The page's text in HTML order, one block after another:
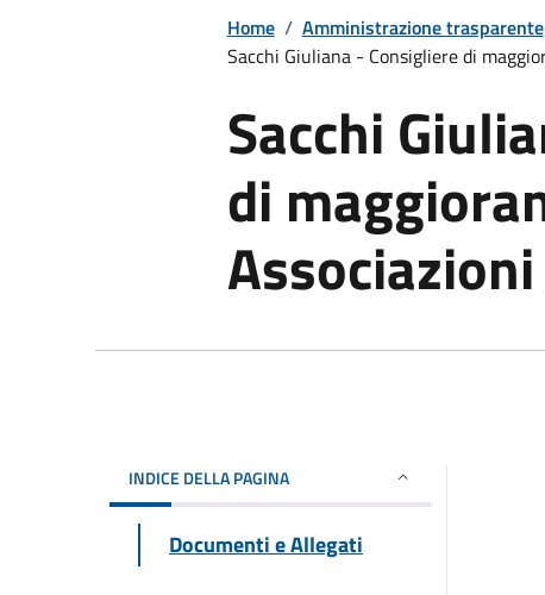
Home / Amministrazione trasparente
Sacchi Giuliana - Consigliere di
Sacchi
di
INDICE DELLA PAGINA
Documenti e Allegati